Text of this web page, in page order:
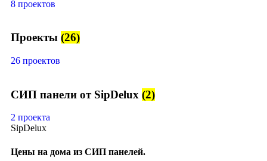
8 проектов
Проекты (26)
26 проектов
СИП панели от SipDelux (2)
2 проекта
SipDelux
Цены на дома из СИП панелей.